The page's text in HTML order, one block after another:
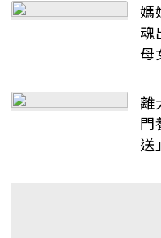
媽
魂
母
離
門
送